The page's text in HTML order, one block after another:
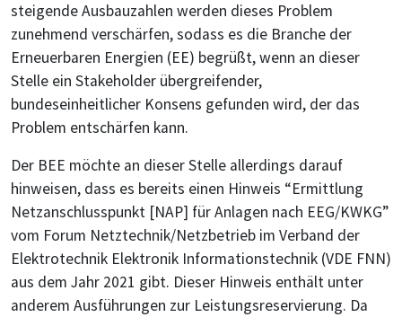
steigende Ausbauzahlen werden dieses Problem
zunehmend verschärfen, sodass es die Branche der
Erneuerbaren Energien (EE) begrüßt, wenn an dieser
Stelle ein Stakeholder übergreifender,
bundeseinheitlicher Konsens gefunden wird, der das
Problem entschärfen kann.
Der BEE möchte an dieser Stelle allerdings darauf
hinweisen, dass es bereits einen Hinweis “Ermittlung
Netzanschlusspunkt [NAP] für Anlagen nach EEG/KWKG”
vom Forum Netztechnik/Netzbetrieb im Verband der
Elektrotechnik Elektronik Informationstechnik (VDE FNN)
aus dem Jahr 2021 gibt. Dieser Hinweis enthält unter
anderem Ausführungen zur Leistungsreservierung. Da